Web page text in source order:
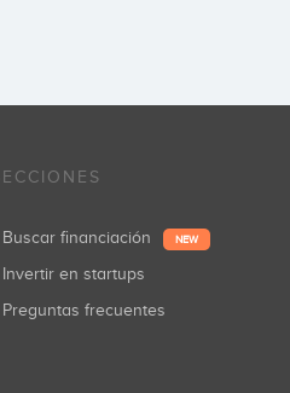
Buscar financiación NEW
Invertir en startups
Preguntas frecuentes